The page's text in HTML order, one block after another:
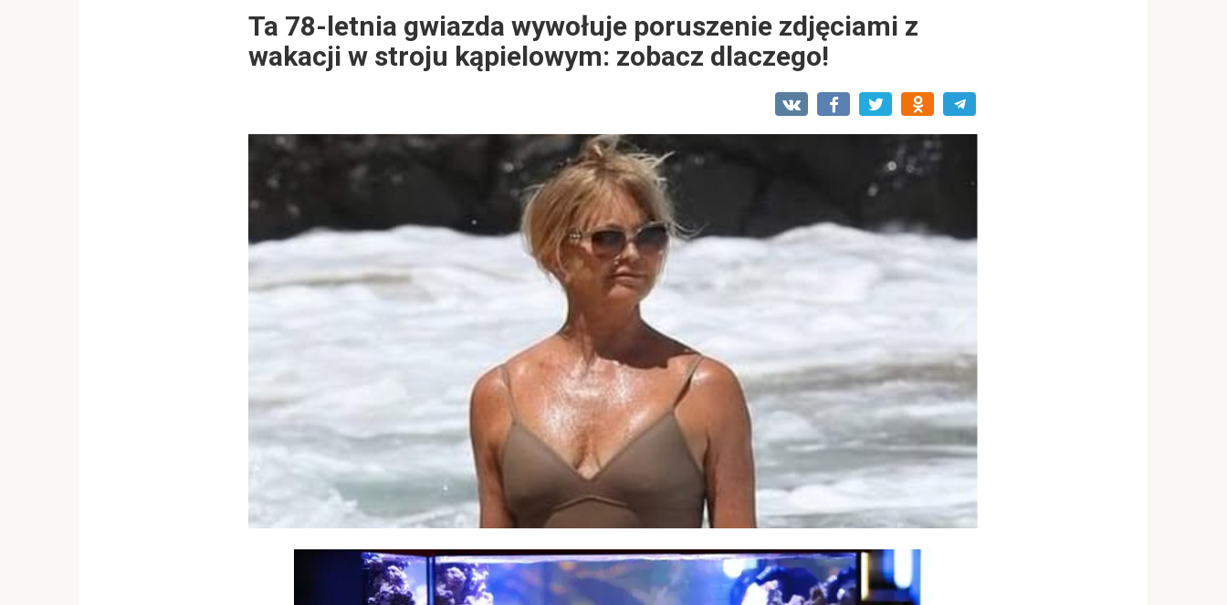
Ta 78-letnia gwiazda wywołuje poruszenie zdjęciami z
wakacji w stroju kąpielowym: zobacz dlaczego!